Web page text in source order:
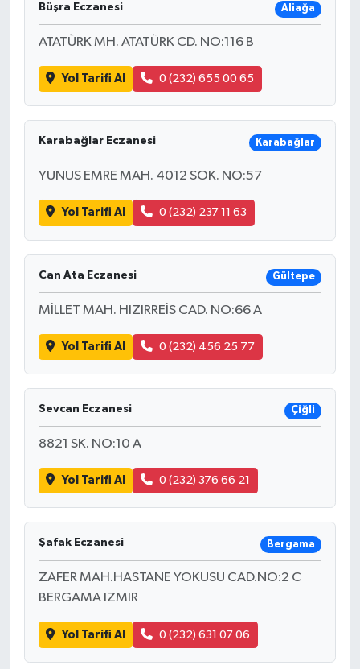
Büşra Eczanesi Aliağa
ATATÜRK MH. ATATÜRK CD. NO:116 B
Yol Tarifi Al 0 (232) 655 00 65
Karabağlar Eczanesi Karabağlar
YUNUS EMRE MAH. 4012 SOK. NO:57
Yol Tarifi Al 0 (232) 237 11 63
Can Ata Eczanesi Gültepe
MİLLET MAH. HIZIRREİS CAD. NO:66 A
Yol Tarifi Al 0 (232) 456 25 77
Sevcan Eczanesi Çiğli
8821 SK. NO:10 A
Yol Tarifi Al 0 (232) 376 66 21
Şafak Eczanesi Bergama
ZAFER MAH.HASTANE YOKUSU CAD.NO:2 C
BERGAMA IZMIR
Yol Tarifi Al 0 (232) 631 07 06